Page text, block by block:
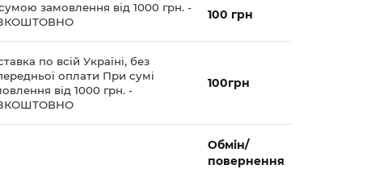
замовлення від 1000 грн. -
100 грн
по всій Україні, без
оплати При сумі
від 1000 грн. -
100грн
Обмін/
повернення